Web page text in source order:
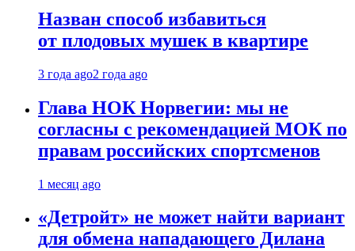
Назван способ избавиться
от плодовых мушек в квартире
3 года ago2 года ago
Глава НОК Норвегии: мы не
согласны с рекомендацией МОК по
правам российских спортсменов
1 месяц ago
«Детройт» не может найти вариант
для обмена нападающего Дилана